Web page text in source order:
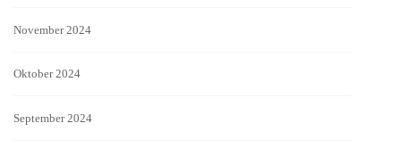
November 2024
Oktober 2024
September 2024